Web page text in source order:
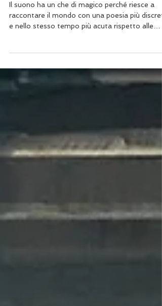
Biennale Teatro 2025 Parte
seconda
raccontare il mondo con una poesia più
immagini.